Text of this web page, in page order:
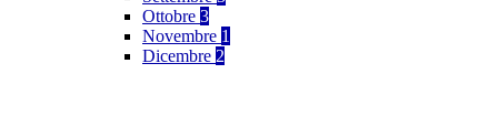
Ottobre 3
Novembre 1
Dicembre 2